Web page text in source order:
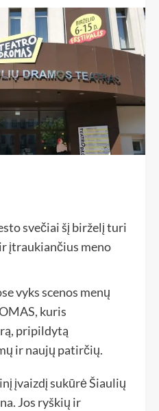
svečiai šį birželį turi
įtraukiančius meno
vyks scenos menų
kuris
pripildytą
ir naujų patirčių.
įvaizdį sukūrė Šiaulių
Jos ryškių ir